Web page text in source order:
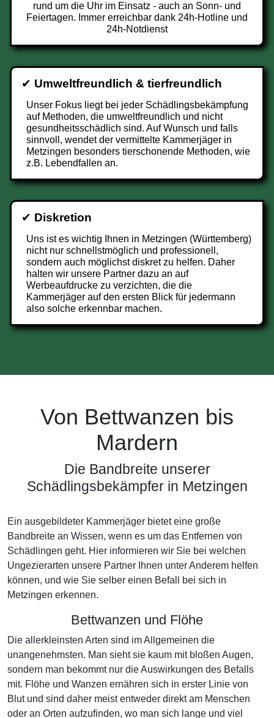
rund um die Uhr im Einsatz - auch an Sonn- und
Feiertagen. Immer erreichbar dank 24h-Hotline und
24h-Notdienst
✔ Umweltfreundlich & tierfreundlich
Unser Fokus liegt bei jeder Schädlingsbekämpfung
auf Methoden, die umweltfreundlich und nicht
gesundheitsschädlich sind. Auf Wunsch und falls
sinnvoll, wendet der vermittelte Kammerjäger in
Metzingen besonders tierschonende Methoden, wie
z.B. Lebendfallen an.
✔ Diskretion
Uns ist es wichtig Ihnen in Metzingen (Württemberg)
nicht nur schnellstmöglich und professionell,
sondern auch möglichst diskret zu helfen. Daher
halten wir unsere Partner dazu an auf
Werbeaufdrucke zu verzichten, die die
Kammerjäger auf den ersten Blick für jedermann
also solche erkennbar machen.
Von Bettwanzen bis
Mardern
Die Bandbreite unserer
Schädlingsbekämpfer in Metzingen
Ein ausgebildeter Kammerjäger bietet eine große
Bandbreite an Wissen, wenn es um das Entfernen von
Schädlingen geht. Hier informieren wir Sie bei welchen
Ungezierarten unsere Partner Ihnen unter Anderem helfen
können, und wie Sie selber einen Befall bei sich in
Metzingen erkennen.
Bettwanzen und Flöhe
Die allerkleinsten Arten sind im Allgemeinen die
unangenehmsten. Man sieht sie kaum mit bloßen Augen,
sondern man bekommt nur die Auswirkungen des Befalls
mit. Flöhe und Wanzen ernähren sich in erster Linie von
Blut und sind daher meist entweder direkt am Menschen
oder an Orten aufzufinden, wo man sich lange und viel